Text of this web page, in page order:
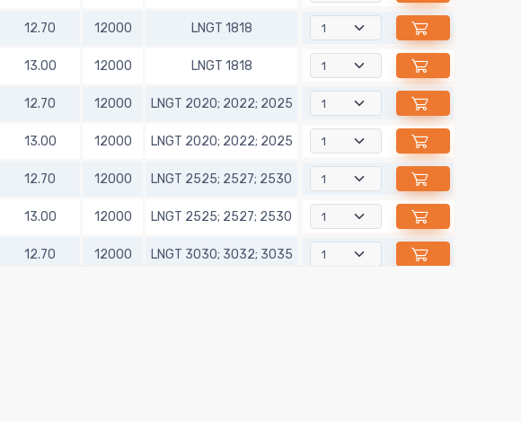
12.70 12000 LNGT 1818
13.00 12000 LNGT 1818
12.70 12000 LNGT 2020; 2022; 2025
13.00 12000 LNGT 2020; 2022; 2025
12.70 12000 LNGT 2525; 2527; 2530
13.00 12000 LNGT 2525; 2527; 2530
12.70 12000 LNGT 3030; 3032; 3035